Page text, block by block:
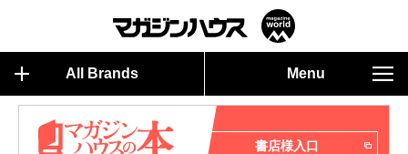
All Brands Menu
書店様入口